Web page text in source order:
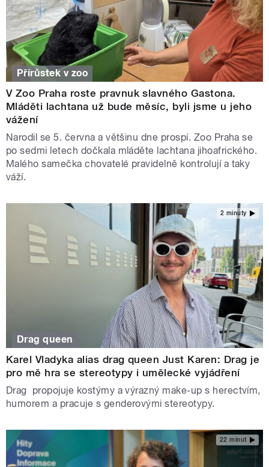
Přírůstek v zoo
V Zoo Praha roste pravnuk slavného Gastona.
Mláděti lachtana už bude měsíc, byli jsme u jeho
vážení
Narodil se 5. června a většinu dne prospí. Zoo Praha se
po sedmi letech dočkala mláděte lachtana jihoafrického.
Malého samečka chovatelé pravidelně kontrolují a taky
váží.
2 minuty
Drag queen
Karel Vladyka alias drag queen Just Karen: Drag je
pro mě hra se stereotypy i umělecké vyjádření
Drag propojuje kostýmy a výrazný make-up s herectvím,
humorem a pracuje s genderovými stereotypy.
22 minut